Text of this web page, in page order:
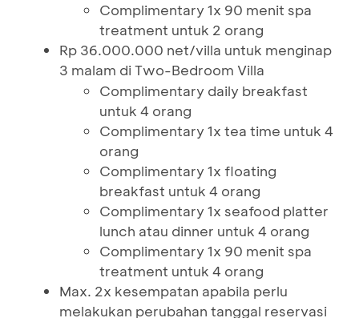
Complimentary 1x 90 menit spa
treatment untuk 2 orang
Rp 36.000.000 net/villa untuk menginap
3 malam di Two-Bedroom Villa
Complimentary daily breakfast
untuk 4 orang
Complimentary 1x tea time untuk 4
orang
Complimentary 1x floating
breakfast untuk 4 orang
Complimentary 1x seafood platter
lunch atau dinner untuk 4 orang
Complimentary 1x 90 menit spa
treatment untuk 4 orang
Max. 2x kesempatan apabila perlu
melakukan perubahan tanggal reservasi